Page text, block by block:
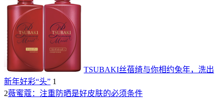
TSUBAKI丝蓓绮与你相约兔年，洗出
新年好彩“头” 1
2薇蜜蔻：注重防晒是好皮肤的必须条件